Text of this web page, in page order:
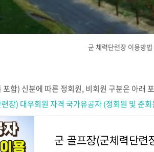
군 체력단련장 이용방법
포함) 신분에 따른 정회원, 비회원 구분은 아래
장) 대우회원 자격 국가유공자 (정회원 및 준회